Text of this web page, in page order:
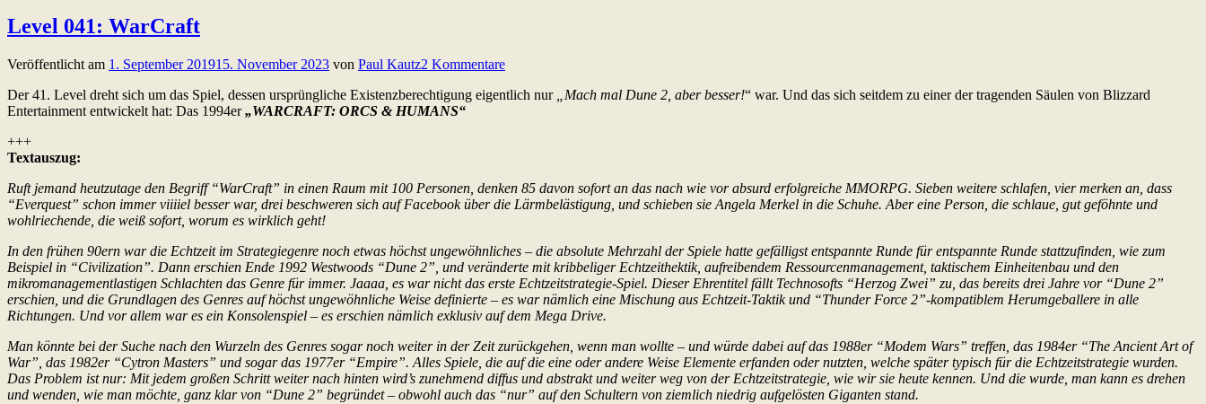
Level 041: WarCraft
Veröffentlicht am 1. September 201915. November 2023 von Paul Kautz2 Kommentare
Der 41. Level dreht sich um das Spiel, dessen ursprüngliche Existenzberechtigung eigentlich nur
„Mach mal Dune 2, aber besser!“ war. Und das sich seitdem zu einer der tragenden Säulen von Blizzard
Entertainment entwickelt hat: Das 1994er„WARCRAFT: ORCS & HUMANS“
+++
Textauszug:
Ruft jemand heutzutage den Begriff “WarCraft” in einen Raum mit 100 Personen, denken 85 davon sofort an das nach wie vor absurd erfolgreiche MMORPG. Sieben weitere schlafen, vier merken an, dass
“Everquest” schon immer viiiiel besser war, drei beschweren sich auf Facebook über die Lärmbelästigung, und schieben sie Angela Merkel in die Schuhe. Aber eine Person, die schlaue, gut geföhnte und
wohlriechende, die weiß sofort, worum es wirklich geht!
In den frühen 90ern war die Echtzeit im Strategiegenre noch etwas höchst ungewöhnliches – die absolute Mehrzahl der Spiele hatte gefälligst entspannte Runde für entspannte Runde stattzufinden, wie zum
Beispiel in “Civilization”. Dann erschien Ende 1992 Westwoods “Dune 2”, und veränderte mit kribbeliger Echtzeithektik, aufreibendem Ressourcenmanagement, taktischem Einheitenbau und den
mikromanagementlastigen Schlachten das Genre für immer. Jaaaa, es war nicht das erste Echtzeitstrategie-Spiel. Dieser Ehrentitel fällt Technosofts “Herzog Zwei” zu, das bereits drei Jahre vor “Dune 2”
erschien, und die Grundlagen des Genres auf höchst ungewöhnliche Weise definierte – es war nämlich eine Mischung aus Echtzeit-Taktik und “Thunder Force 2”-kompatiblem Herumgeballere in alle
Richtungen. Und vor allem war es ein Konsolenspiel – es erschien nämlich exklusiv auf dem Mega Drive.
Man könnte bei der Suche nach den Wurzeln des Genres sogar noch weiter in der Zeit zurückgehen, wenn man wollte – und würde dabei auf das 1988er “Modem Wars” treffen, das 1984er “The Ancient Art of
War”, das 1982er “Cytron Masters” und sogar das 1977er “Empire”. Alles Spiele, die auf die eine oder andere Weise Elemente erfanden oder nutzten, welche später typisch für die Echtzeitstrategie wurden.
Das Problem ist nur: Mit jedem großen Schritt weiter nach hinten wird’s zunehmend diffus und abstrakt und weiter weg von der Echtzeitstrategie, wie wir sie heute kennen. Und die wurde, man kann es drehen
und wenden, wie man möchte, ganz klar von “Dune 2” begründet – obwohl auch das “nur” auf den Schultern von ziemlich niedrig aufgelösten Giganten stand.